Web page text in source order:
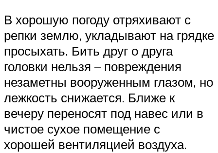
В хорошую погоду отряхивают с
репки землю, укладывают на грядке
просыхать. Бить друг о друга
головки нельзя – повреждения
незаметны вооруженным глазом, но
лежкость снижается. Ближе к
вечеру переносят под навес или в
чистое сухое помещение с
хорошей вентиляцией воздуха.